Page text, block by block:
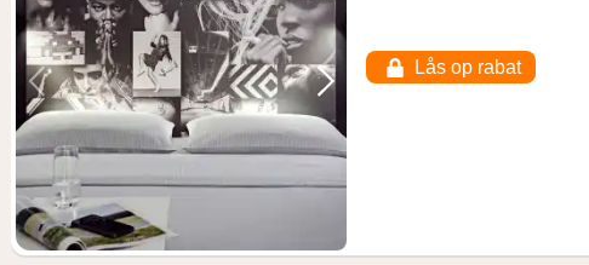
Forrige billede Næste billede
Lås op rabat